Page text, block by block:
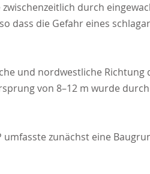
durch
dass die Gefahr eines
und nordwestliche Richtung
von 8–12 m wurde
zunächst eine